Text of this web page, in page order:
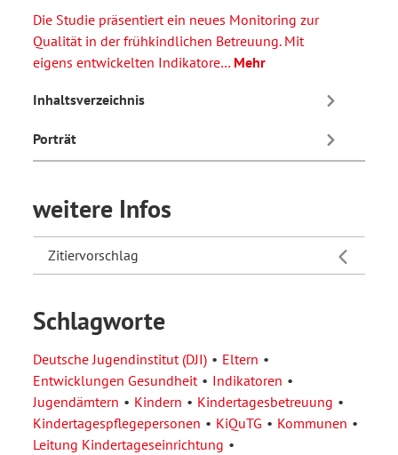
Die Studie präsentiert ein neues Monitoring zur
Qualität in der frühkindlichen Betreuung. Mit
eigens entwickelten Indikatore… Mehr
Inhaltsverzeichnis
Porträt
weitere Infos
Zitiervorschlag
Schlagworte
Deutsche Jugendinstitut (DJI)
Eltern
Entwicklungen Gesundheit
Indikatoren
Jugendämtern
Kindern
Kindertagesbetreuung
Kindertagespflegepersonen
KiQuTG
Kommunen
Leitung Kindertageseinrichtung